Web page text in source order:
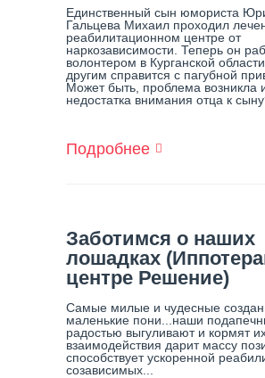
Единственный сын юмориста
Гальцева Михаил проходил
реабилитационном центре от
наркозависимости. Теперь он
волонтером в Курганской
другим справится с пагубной
Может быть, проблема возникла
недостатка внимания отца к
Подробнее О
Сына,
Страдающего
От
Зависимости
Заботимся о наших
лошадках
центре Решение)
Самые милые и чудесные
маленькие пони...наши
радостью выгуливают и кормят
взаимодействия дарит массу
способствует ускоренной
созависимых...